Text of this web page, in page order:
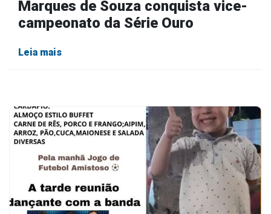
Marques de Souza conquista vice-
campeonato da Série Ouro
Leia mais